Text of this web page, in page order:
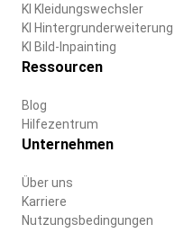
KI Kleidungswechsler
KI Hintergrunderweiterung
KI Bild-Inpainting
Ressourcen
Blog
Hilfezentrum
Unternehmen
Über uns
Karriere
Nutzungsbedingungen